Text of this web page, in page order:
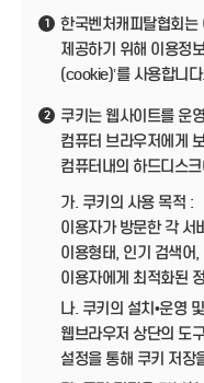
1
한국벤처캐피탈협회는
제공하기 위해 이용정
(cookie)’를 사용합니다.
2
쿠키는 웹사이트를 운
컴퓨터 브라우저에게
컴퓨터내의 하드디스
가. 쿠키의 사용 목적 :
이용자가 방문한 각 서
이용형태, 인기 검색어
이용자에게 최적화된
나. 쿠키의 설치•운영
웹브라우저 상단의 도
설정을 통해 쿠키 저장